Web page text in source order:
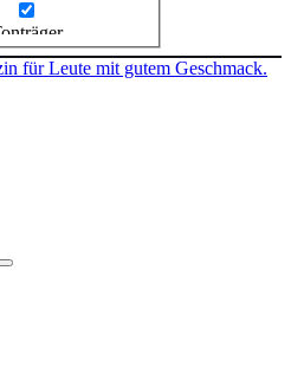
für Leute mit gutem Geschmack.